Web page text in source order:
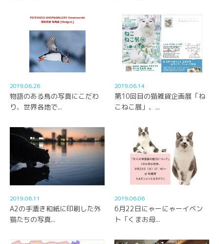
2019.06.26
物語のある鳥の写真にこだわ
り、世界各地で...
2019.06.14
第10回目の猫雑貨企画展「ね
こねこ展」、...
2019.06.11
A2の手漉き和紙に印刷した外
猫たちの写真...
2019.06.06
6月22日にゃーにゃーイベン
ト「くまお母...